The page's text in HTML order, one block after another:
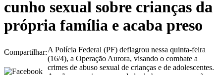
cunho sexual sobre crianças da
própria família e acaba preso
Compartilhar:A Polícia Federal (PF) deflagrou nessa quinta-feira
(16/4), a Operação Aurora, visando o combate a
crimes de abuso sexual de crianças e de adolescentes.